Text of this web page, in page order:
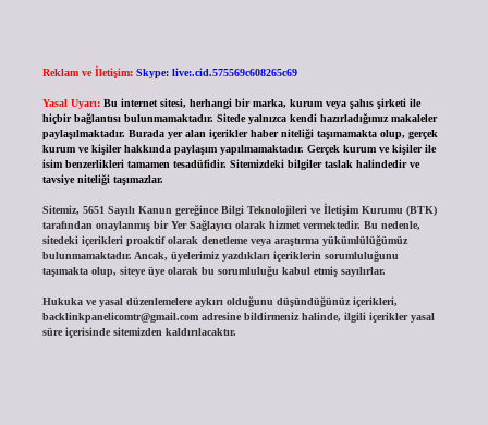
Reklam ve İletişim: Skype: live:.cid.575569c608265c69
Yasal Uyarı: Bu internet sitesi, herhangi bir marka, kurum veya şahıs şirketi ile
hiçbir bağlantısı bulunmamaktadır. Sitede yalnızca kendi hazırladığımız makaleler
paylaşılmaktadır. Burada yer alan içerikler haber niteliği taşımamakta olup, gerçek
kurum ve kişiler hakkında paylaşım yapılmamaktadır. Gerçek kurum ve kişiler ile
isim benzerlikleri tamamen tesadüfidir. Sitemizdeki bilgiler taslak halindedir ve
tavsiye niteliği taşımazlar.
Sitemiz, 5651 Sayılı Kanun gereğince Bilgi Teknolojileri ve İletişim Kurumu (BTK)
tarafından onaylanmış bir Yer Sağlayıcı olarak hizmet vermektedir. Bu nedenle,
sitedeki içerikleri proaktif olarak denetleme veya araştırma yükümlülüğümüz
bulunmamaktadır. Ancak, üyelerimiz yazdıkları içeriklerin sorumluluğunu
taşımakta olup, siteye üye olarak bu sorumluluğu kabul etmiş sayılırlar.
Hukuka ve yasal düzenlemelere aykırı olduğunu düşündüğünüz içerikleri,
backlinkpanelicomtr@gmail.comadresine bildirmeniz halinde, ilgili içerikler yasal
süre içerisinde sitemizden kaldırılacaktır.